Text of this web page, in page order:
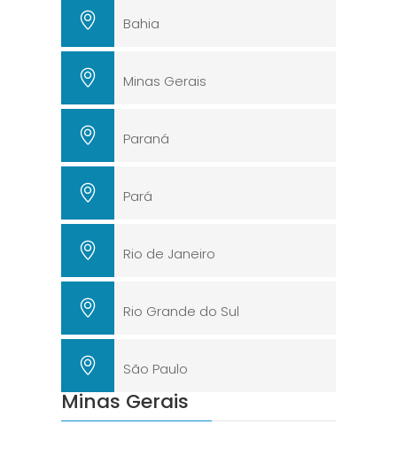
Bahia
Minas Gerais
Paraná
Pará
Rio de Janeiro
Rio Grande do Sul
São Paulo
Minas Gerais